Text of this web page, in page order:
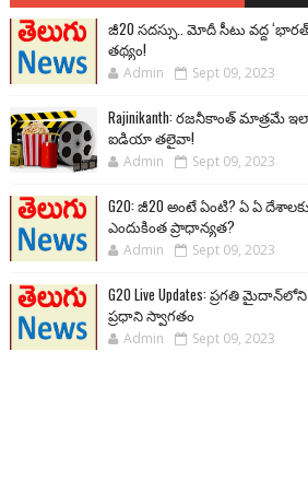
జీ20 సదస్సు.. మోదీ సీటు వద్ద
తథ్యం!
Admin Sept 09, 2023
Rajinikanth: రజనీకాంత్
ఐడియా తలైవా!
Admin Sept 09, 2023
G20: జీ20 అంటే ఏంటి? ఏ ఏ
ఎందుకింత ప్రాధాన్యత?
Admin Sept 09, 2023
G20 Live Updates: ప్రగతి
ప్రధాని స్వాగతం
Admin Sept 09, 2023